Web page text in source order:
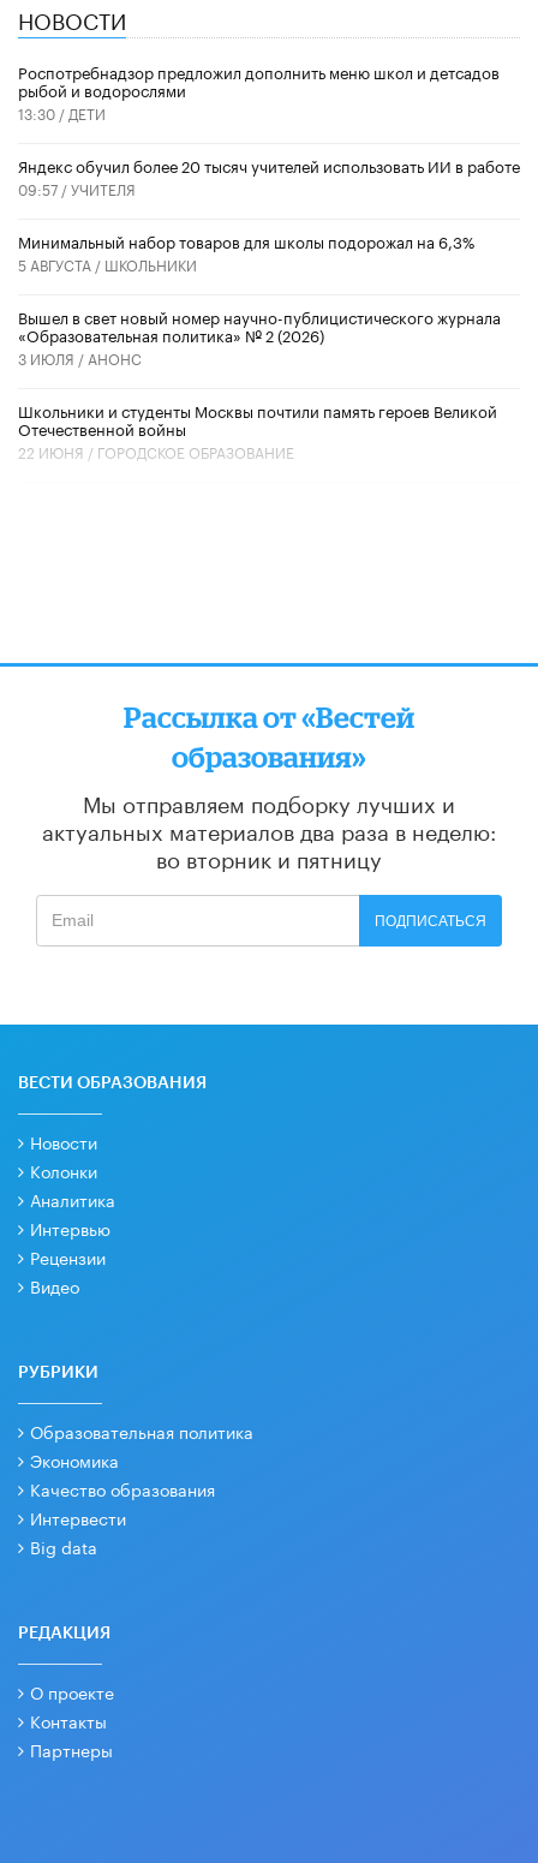
НОВОСТИ
Роспотребнадзор предложил дополнить меню школ и детсадов
рыбой и водорослями
13:30 / ДЕТИ
​Яндекс обучил более 20 тысяч учителей использовать ИИ в работе
09:57 /УЧИТЕЛЯ
Минимальный набор товаров для школы подорожал на 6,3%
5 АВГУСТА / ШКОЛЬНИКИ
Вышел в свет новый номер научно-публицистического журнала
«Образовательная политика» № 2 (2026)
3 ИЮЛЯ / АНОНС
Школьники и студенты Москвы почтили память героев Великой
Отечественной войны
22 ИЮНЯ / ГОРОДСКОЕ ОБРАЗОВАНИЕ
Рассылка от «Вестей
образования»
Мы отправляем подборку лучших и
актуальных материалов два раза в неделю:
во вторник и пятницу
ПОДПИСАТЬСЯ
ВЕСТИ ОБРАЗОВАНИЯ
Новости
Колонки
Аналитика
Интервью
Рецензии
Видео
РУБРИКИ
Образовательная политика
Экономика
Качество образования
Интервести
Big data
РЕДАКЦИЯ
О проекте
Контакты
Партнеры